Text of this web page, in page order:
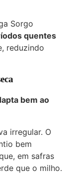
Sorgo
quentes
reduzindo
bem ao
irregular. O
bem
em safras
que o milho.